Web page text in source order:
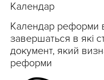
Календар
Календар реформи
завершаться в які
документ, який
реформи